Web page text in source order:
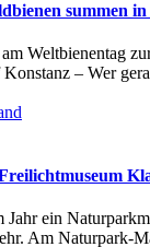
summen in
Weltbienentag
– Wer
Jahr ein
Am Naturpark-